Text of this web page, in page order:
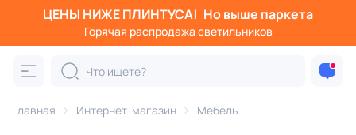
ЦЕНЫ НИЖЕ ПЛИНТУСА! Но выше паркета
Горячая распродажа светильников
Главная Интернет-магазин Мебель
Фильтры
Категория: Мебель
Шкафы Комоды Обувницы Полки